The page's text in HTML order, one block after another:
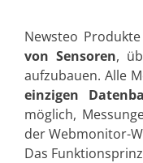
Newsteo
von Sensoren,
aufzubauen. Alle
einzigen
möglich,
der Webmonitor-
Das